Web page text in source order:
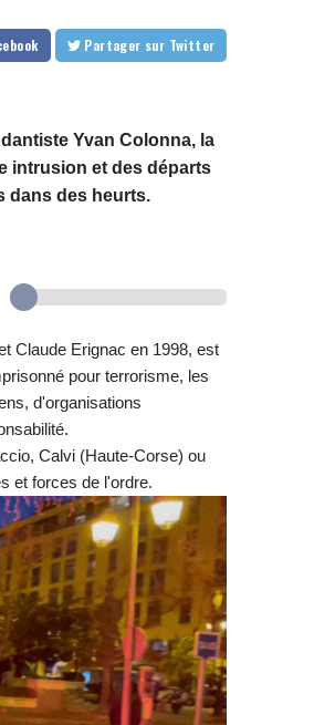
Partager sur Twitter
Yvan Colonna, la
intrusion et des départs
dans des heurts.
Claude Erignac en 1998, est
pour terrorisme, les
d'organisations
Calvi (Haute-Corse) ou
et forces de l'ordre.